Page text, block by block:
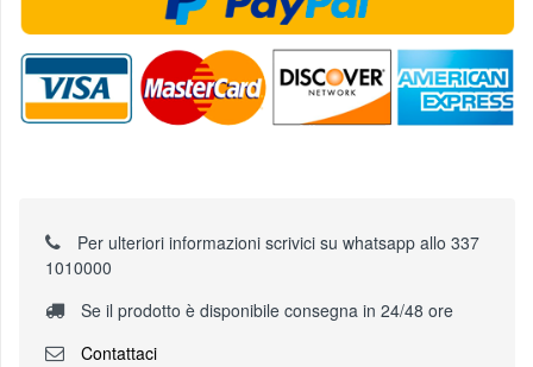
Per ulteriori informazioni scrivici su whatsapp allo 337
1010000
Se il prodotto è disponibile consegna in 24/48 ore
Contattaci